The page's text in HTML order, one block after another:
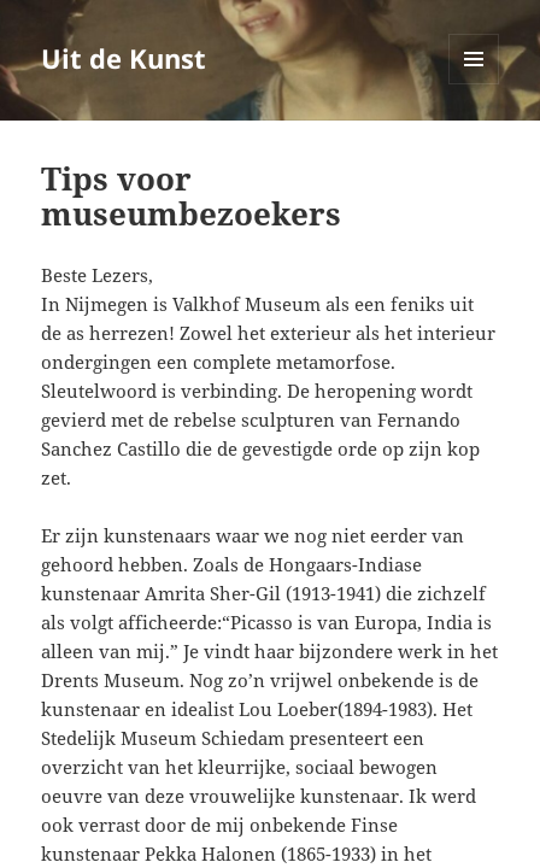
Uit de Kunst
MENU
EN
Tips voor
museumbezoekers
Beste Lezers,
In Nijmegen is Valkhof Museum als een feniks uit
de as herrezen! Zowel het exterieur als het interieur
ondergingen een complete metamorfose.
Sleutelwoord is verbinding. De heropening wordt
gevierd met de rebelse sculpturen van Fernando
Sanchez Castillo die de gevestigde orde op zijn kop
zet.
Er zijn kunstenaars waar we nog niet eerder van
gehoord hebben. Zoals de Hongaars-Indiase
kunstenaar Amrita Sher-Gil (1913-1941) die zichzelf
als volgt afficheerde:“Picasso is van Europa, India is
alleen van mij.” Je vindt haar bijzondere werk in het
Drents Museum. Nog zo’n vrijwel onbekende is de
kunstenaar en idealist Lou Loeber(1894-1983). Het
Stedelijk Museum Schiedam presenteert een
overzicht van het kleurrijke, sociaal bewogen
oeuvre van deze vrouwelijke kunstenaar. Ik werd
ook verrast door de mij onbekende Finse
kunstenaar Pekka Halonen (1865-1933) in het